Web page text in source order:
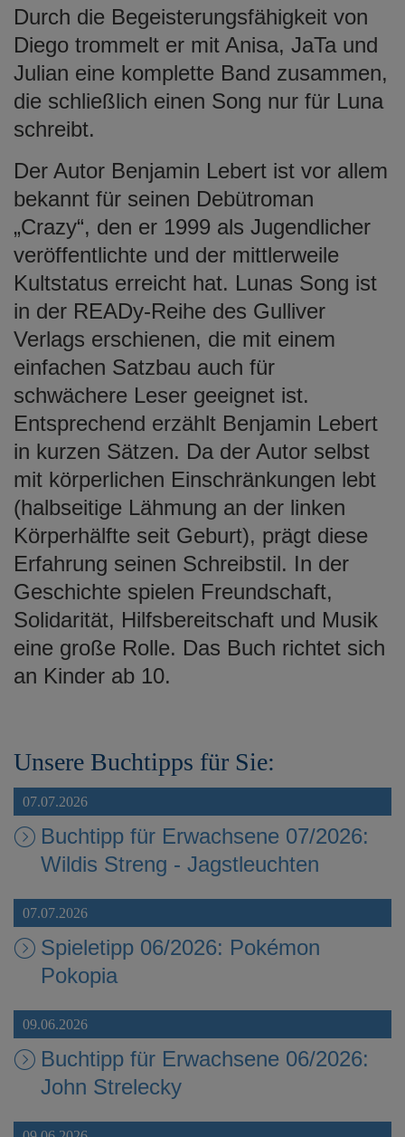
Durch die Begeisterungsfähigkeit von
Diego trommelt er mit Anisa, JaTa und
Julian eine komplette Band zusammen,
die schließlich einen Song nur für Luna
schreibt.
Der Autor Benjamin Lebert ist vor allem
bekannt für seinen Debütroman
„Crazy“, den er 1999 als Jugendlicher
veröffentlichte und der mittlerweile
Kultstatus erreicht hat. Lunas Song ist
in der READy-Reihe des Gulliver
Verlags erschienen, die mit einem
einfachen Satzbau auch für
schwächere Leser geeignet ist.
Entsprechend erzählt Benjamin Lebert
in kurzen Sätzen. Da der Autor selbst
mit körperlichen Einschränkungen lebt
(halbseitige Lähmung an der linken
Körperhälfte seit Geburt), prägt diese
Erfahrung seinen Schreibstil. In der
Geschichte spielen Freundschaft,
Solidarität, Hilfsbereitschaft und Musik
eine große Rolle. Das Buch richtet sich
an Kinder ab 10.
Unsere Buchtipps für Sie:
07.07.2026
Buchtipp für Erwachsene 07/2026:
Wildis Streng - Jagstleuchten
07.07.2026
Spieletipp 06/2026: Pokémon
Pokopia
09.06.2026
Buchtipp für Erwachsene 06/2026:
John Strelecky